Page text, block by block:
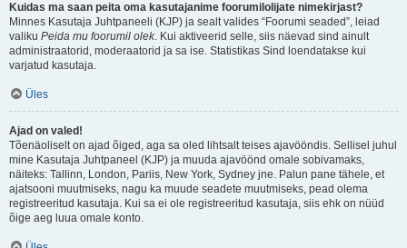
Kuidas ma saan peita oma kasutajanime foorumilolijate nimekirjast?
Minnes Kasutaja Juhtpaneeli (KJP) ja sealt valides “Foorumi seaded”, leiad
valiku Peida mu foorumil olek. Kui aktiveerid selle, siis näevad sind ainult
administraatorid, moderaatorid ja sa ise. Statistikas Sind loendatakse kui
varjatud kasutaja.
Üles
Ajad on valed!
Tõenäoliselt on ajad õiged, aga sa oled lihtsalt teises ajavööndis. Sellisel juhul
mine Kasutaja Juhtpaneel (KJP) ja muuda ajavöönd omale sobivamaks,
näiteks: Tallinn, London, Pariis, New York, Sydney jne. Palun pane tähele, et
ajatsooni muutmiseks, nagu ka muude seadete muutmiseks, pead olema
registreeritud kasutaja. Kui sa ei ole registreeritud kasutaja, siis ehk on nüüd
õige aeg luua omale konto.